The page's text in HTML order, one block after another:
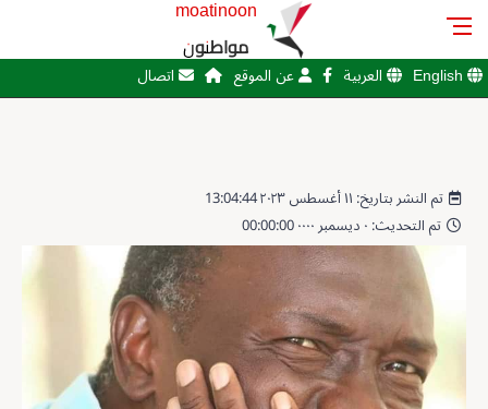
moatinoon
مواطنون
English العربية عن الموقع اتصال
تم النشر بتاريخ: ١١ أغسطس ٢٠٢٣ 13:04:44
تم التحديث: ٠ ديسمبر ٠٠٠٠ 00:00:00